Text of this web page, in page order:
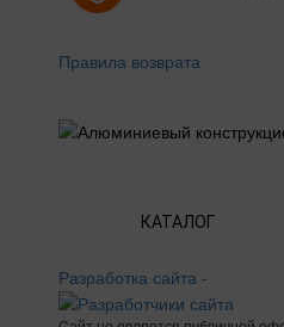
Правила возврата
КАТАЛОГ
Разработка сайта -